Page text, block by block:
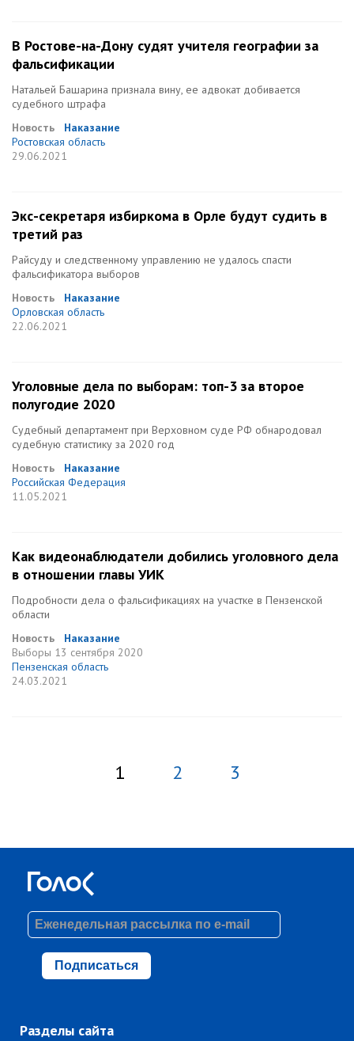
В Ростове-на-Дону судят учителя географии за
фальсификации
Натальей Башарина признала вину, ее адвокат добивается
судебного штрафа
Новость
Наказание
Ростовская область
29.06.2021
Экс-секретаря избиркома в Орле будут судить в
третий раз
Райсуду и следственному управлению не удалось спасти
фальсификатора выборов
Новость
Наказание
Орловская область
22.06.2021
Уголовные дела по выборам: топ-3 за второе
полугодие 2020
Судебный департамент при Верховном суде РФ обнародовал
судебную статистику за 2020 год
Новость
Наказание
Российская Федерация
11.05.2021
Как видеонаблюдатели добились уголовного дела
в отношении главы УИК
Подробности дела о фальсификациях на участке в Пензенской
области
Новость
Наказание
Выборы 13 сентября 2020
Пензенская область
24.03.2021
1 2 3
Подписаться
Разделы сайта